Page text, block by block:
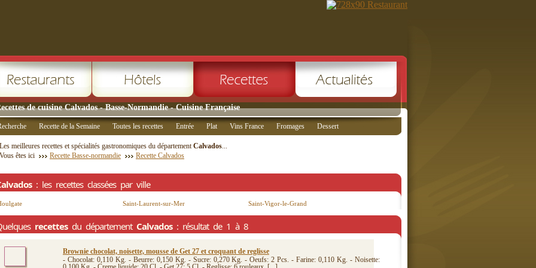
de cuisine Calvados - Basse-Normandie - Cuisine Française
Recette de la Semaine Toutes les recettes Entrée Plat Vins France Fromages Dessert
Les meilleures recettes et spécialités gastronomiques du départementCalvados...
Vous êtes ici
Recette Basse-normandie Recette Calvados
: les recettes classées par ville
Saint-Laurent-sur-Mer Saint-Vigor-le-Grand
recettesdu département Calvados: résultat de 1 à 8
Brownie chocolat, noisette, mousse de Get 27 et croquant de reglisse
- Chocolat: 0,110 Kg. - Beurre: 0,150 Kg. - Sucre: 0,270 Kg. - Oeufs: 2 Pcs. - Farine: 0,110 Kg. - Noisette: